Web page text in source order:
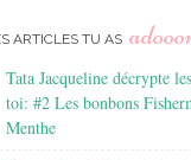
ARTICLES TU AS
Tata Jacqueline décrypte
toi: #2 Les bonbons
Menthe